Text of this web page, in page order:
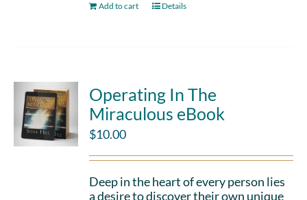
Add to cart Details
Operating In The
Miraculous eBook
$10.00
Deep in the heart of every person lies
a desire to discover their own unique